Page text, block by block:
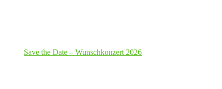
Save the Date – Wunschkonzert 2026